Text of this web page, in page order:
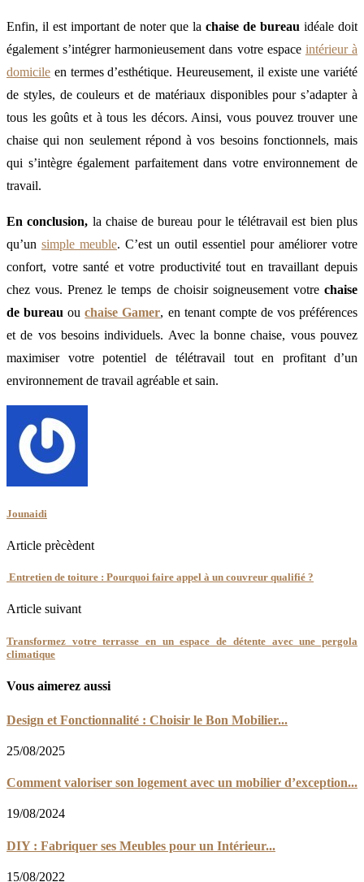
Enfin, il est important de noter que la chaise de bureau idéale doit
également s’intégrer harmonieusement dans votre espace intérieur à
domicile en termes d’esthétique. Heureusement, il existe une variété
de styles, de couleurs et de matériaux disponibles pour s’adapter à
tous les goûts et à tous les décors. Ainsi, vous pouvez trouver une
chaise qui non seulement répond à vos besoins fonctionnels, mais
qui s’intègre également parfaitement dans votre environnement de
travail.
En conclusion, la chaise de bureau pour le télétravail est bien plus
qu’un simple meuble. C’est un outil essentiel pour améliorer votre
confort, votre santé et votre productivité tout en travaillant depuis
chez vous. Prenez le temps de choisir soigneusement votre chaise
de bureau ouchaise Gamer, en tenant compte de vos préférences
et de vos besoins individuels. Avec la bonne chaise, vous pouvez
maximiser votre potentiel de télétravail tout en profitant d’un
environnement de travail agréable et sain.
Jounaidi
Article prècèdent
Entretien de toiture : Pourquoi faire appel à un couvreur qualifié ?
Article suivant
Transformez votre terrasse en un espace de détente avec une pergola
climatique
Vous aimerez aussi
Design et Fonctionnalité : Choisir le Bon Mobilier...
25/08/2025
Comment valoriser son logement avec un mobilier d’exception...
19/08/2024
DIY : Fabriquer ses Meubles pour un Intérieur...
15/08/2022